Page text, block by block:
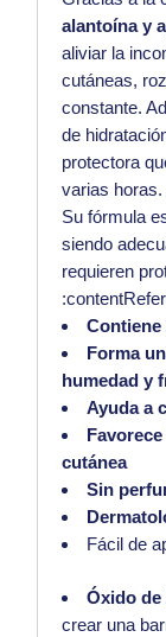
alantoína y
aliviar la
cutáneas,
constante.
de
protectora
varias
Su fórmula
siendo
requieren
Contiene
Forma
humedad y
Ayuda a
cutánea
Sin
Fácil de
Óxido de
crear una